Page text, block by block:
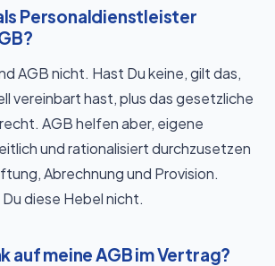
Personaldienstleister
AGB nicht. Hast Du keine, gilt das,
vereinbart hast, plus das gesetzliche
AGB helfen aber, eigene
und rationalisiert durchzusetzen
Abrechnung und Provision.
diese Hebel nicht.
auf meine AGB im Vertrag?